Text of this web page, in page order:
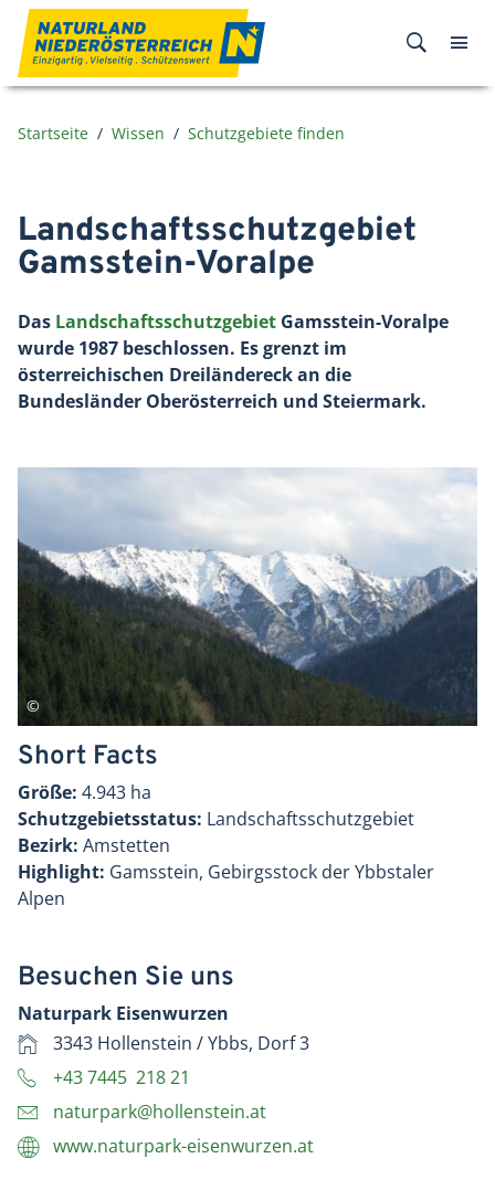
Zum Inhalt
Startseite Wissen Schutzgebiete finden
Landschaftsschutzgebiet
Gamsstein-Voralpe
Das Landschaftsschutzgebiet Gamsstein-Voralpe
wurde 1987 beschlossen. Es grenzt im
österreichischen Dreiländereck an die
Bundesländer Oberösterreich und Steiermark.
Short Facts
Größe: 4.943 ha
Schutzgebietsstatus: Landschaftsschutzgebiet
Bezirk: Amstetten
Highlight: Gamsstein, Gebirgsstock der Ybbstaler
Alpen
Besuchen Sie uns
Naturpark Eisenwurzen
3343 Hollenstein / Ybbs, Dorf 3
+43 7445 218 21
naturpark@hollenstein.at
www.naturpark-eisenwurzen.at